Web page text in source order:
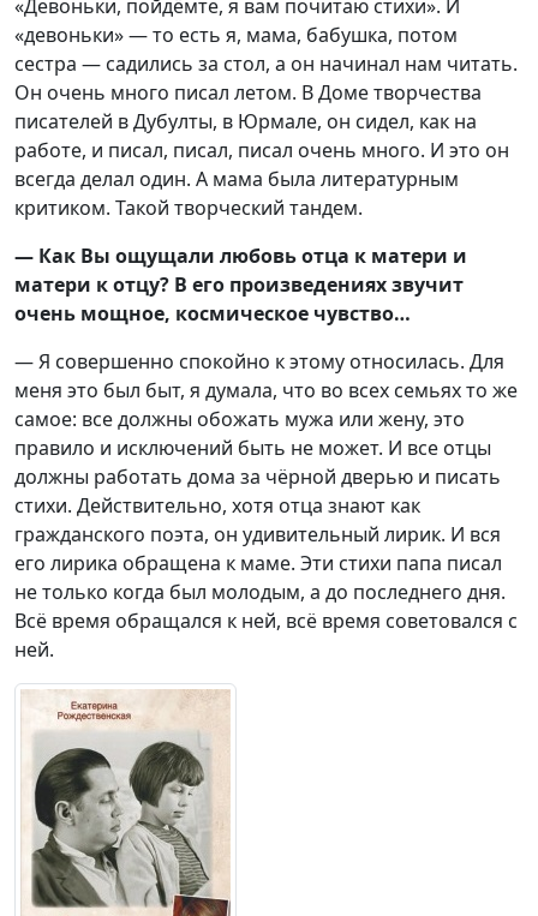
«Девоньки, пойдёмте, я вам почитаю стихи». И
«девоньки» — то есть я, мама, бабушка, потом
сестра — садились за стол, а он начинал нам читать.
Он очень много писал летом. В Доме творчества
писателей в Дубулты, в Юрмале, он сидел, как на
работе, и писал, писал, писал очень много. И это он
всегда делал один. А мама была литературным
критиком. Такой творческий тандем.
— Как Вы ощущали любовь отца к матери и
матери к отцу? В его произведениях звучит
очень мощное, космическое чувство…
— Я совершенно спокойно к этому относилась. Для
меня это был быт, я думала, что во всех семьях то же
самое: все должны обожать мужа или жену, это
правило и исключений быть не может. И все отцы
должны работать дома за чёрной дверью и писать
стихи. Действительно, хотя отца знают как
гражданского поэта, он удивительный лирик. И вся
его лирика обращена к маме. Эти стихи папа писал
не только когда был молодым, а до последнего дня.
Всё время обращался к ней, всё время советовался с
ней.